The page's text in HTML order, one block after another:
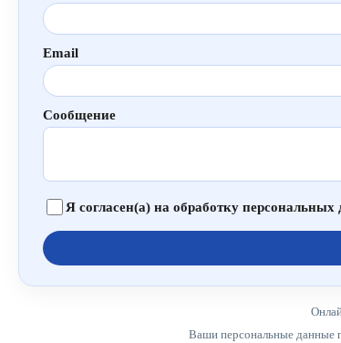
Email
Сообщение
Я согласен(а) на обработку
Ваши персональные данные